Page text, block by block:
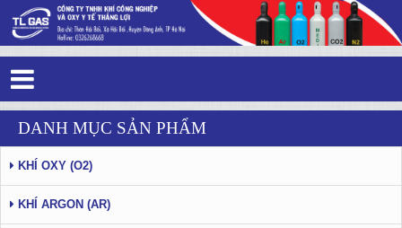
Tin tức - Sự kiện - Trang 8
DANH MỤC SẢN PHẨM
KHÍ OXY (O2)
KHÍ ARGON (AR)